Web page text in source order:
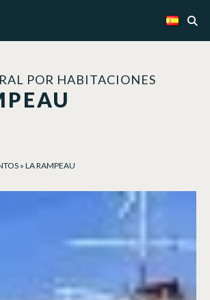
POR HABITACIONES
» LA RAMPEAU